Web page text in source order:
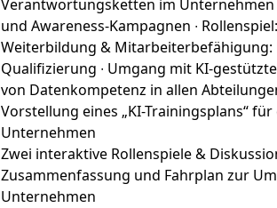
Verantwortungsketten im
und Awareness-Kampagnen ∙
Weiterbildung &
Qualifizierung ∙ Umgang mit KI-
von Datenkompetenz in allen
Vorstellung eines „KI-Trainingsplans“
Unternehmen
Zwei interaktive Rollenspiele &
Zusammenfassung und Fahrplan zur
Unternehmen